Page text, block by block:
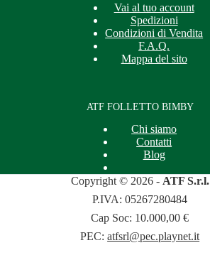
Vai al tuo account
Spedizioni
Condizioni di Vendita
F.A.Q.
Mappa del sito
ATF FOLLETTO BIMBY
Chi siamo
Contatti
Blog
Copyright © 2026 - ATF S.r.l.
P.IVA: 05267280484
Cap Soc: 10.000,00 €
PEC:atfsrl@pec.playnet.it